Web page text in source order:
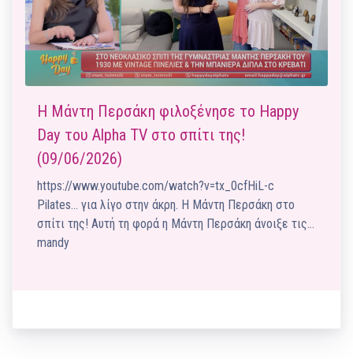
Η Μάντη Περσάκη φιλοξένησε το Happy
Day του Alpha TV στο σπίτι της!
(09/06/2026)
https://www.youtube.com/watch?v=tx_0cfHiL-c
Pilates… για λίγο στην άκρη. Η Μάντη Περσάκη στο
σπίτι της! Αυτή τη φορά η Μάντη Περσάκη άνοιξε τις…
mandy